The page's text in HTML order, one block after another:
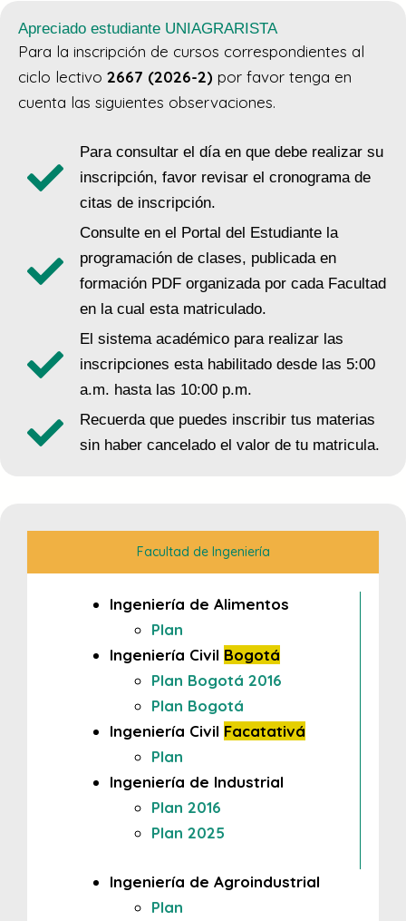
Apreciado estudiante UNIAGRARISTA
Para la inscripción de cursos correspondientes al
ciclo lectivo 2667 (2026-2) por favor tenga en
cuenta las siguientes observaciones.
Para consultar el día en que debe realizar su
inscripción, favor revisar el cronograma de
citas de inscripción.
Consulte en el Portal del Estudiante la
programación de clases, publicada en
formación PDF organizada por cada Facultad
en la cual esta matriculado.
El sistema académico para realizar las
inscripciones esta habilitado desde las 5:00
a.m. hasta las 10:00 p.m.
Recuerda que puedes inscribir tus materias
sin haber cancelado el valor de tu matricula.
Facultad de Ingeniería
Ingeniería de Alimentos
Plan
Ingeniería Civil Bogotá
Plan Bogotá 2016
Plan Bogotá
Ingeniería Civil Facatativá
Plan
Ingeniería de Industrial
Plan 2016
Plan 2025
Ingeniería de Agroindustrial
Plan